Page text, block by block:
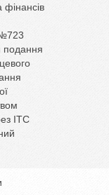
фінансів
подання
ITC